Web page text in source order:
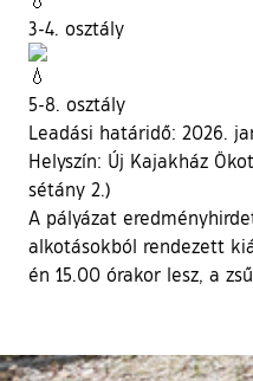
3-4. osztály
5-8. osztály
Leadási határidő: 2026.
Helyszín: Új Kajakház
sétány 2.)
A pályázat
alkotásokból rendezett
én 15.00 órakor lesz, a